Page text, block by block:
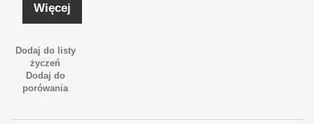
Więcej
Dodaj do listy
życzeń
Dodaj do
porówania